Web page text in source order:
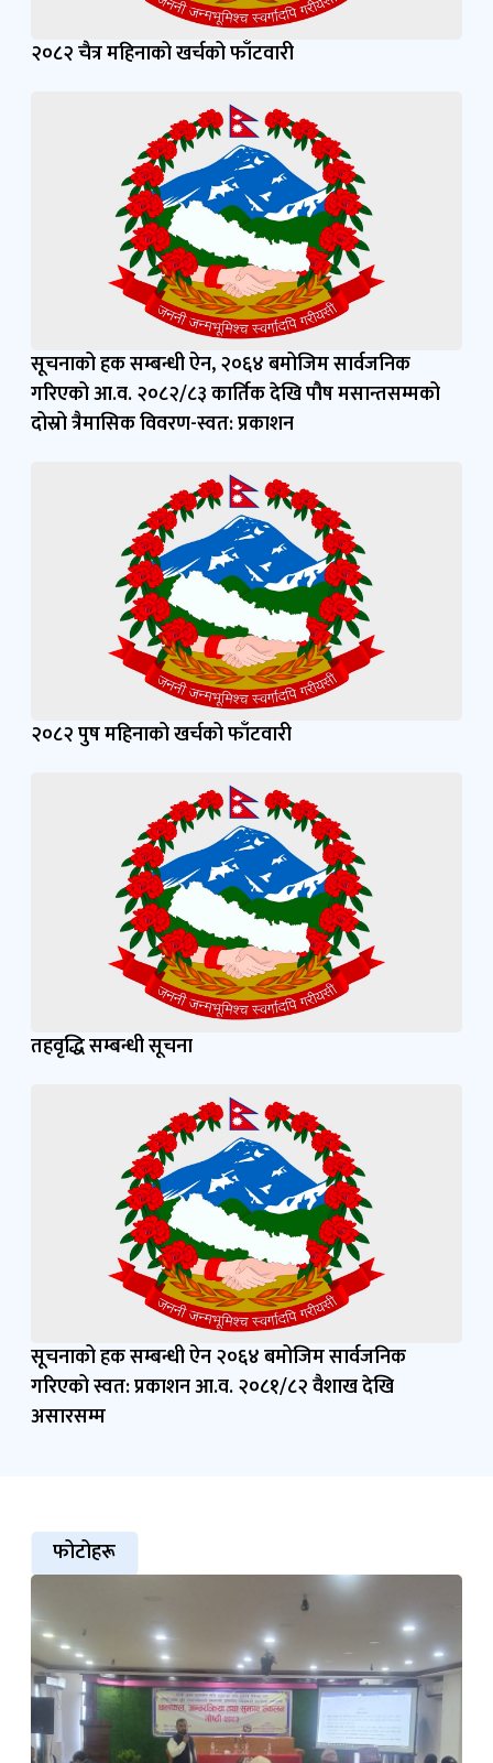
सूचनाको हक सम्बन्धी ऐन, २०६४ बमोजिम सार्वजनिक
गरिएको आ.व. २०८२/८३ कार्तिक देखि पौष मसान्तसम्मको
दोस्रो त्रैमासिक विवरण-स्वत: प्रकाशन
२०८२ पुष महिनाको खर्चको फाँटवारी
तहवृद्धि सम्बन्धी सूचना
सूचनाको हक सम्बन्धी ऐन २०६४ बमोजिम सार्वजनिक
गरिएको स्वत: प्रकाशन आ.व. २०८१/८२ वैशाख देखि
असारसम्म